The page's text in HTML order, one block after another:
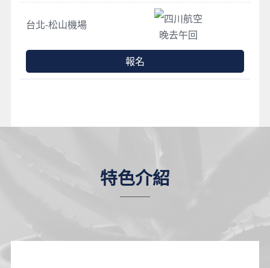
特色介紹
台北-松山機場
四川航空
晚去午回
報名